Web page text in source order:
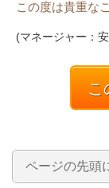
この度は貴重な
(マネージャー：安
こ
ページの先頭